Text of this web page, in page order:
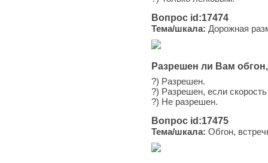
Вопрос id:17474
Тема/шкала: Дорожная
Разрешен ли Вам
?) Разрешен.
?) Разрешен, если
?) Не разрешен.
Вопрос id:17475
Тема/шкала: Обгон,